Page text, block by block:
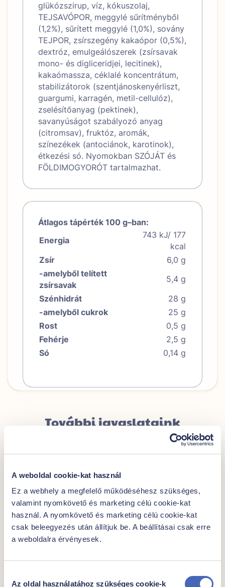
A weboldal cookie-kat használ
Ez a webhely a megfelelő működéséhesz szükséges,
valamint nyomkövető és marketing célú cookie-kat
használ. A nyomkövető és marketing célú cookie-kat
csak beleegyezés után állítjuk be. A beállításai csak erre
a weboldalra érvényesek.
Az oldal használatához szükséges cookie-k
glükózszirup, víz, kókuszolaj,
TEJSAVÓPOR, meggylé sűrítményből
(1,2%), sűrített meggylé (1,0%), sovány
TEJPOR, zsírszegény kakaópor (0,5%),
dextróz, emulgeálószerek (zsírsavak
mono- és digliceridjei, lecitinek),
kakaómassza, céklalé koncentrátum,
stabilizátorok (szentjánoskenyérliszt,
guargumi, karragén, metil-cellulóz),
zselésítőanyag (pektinek),
savanyúságot szabályozó anyag
(citromsav), fruktóz, aromák,
színezékek (antociánok, karotinok),
étkezési só. Nyomokban SZÓJÁT és
FÖLDIMOGYORÓT tartalmazhat.
Átlagos tápérték 100 g–ban:
Energia
743 kJ/ 177
kcal
Zsír
6,0 g
-amelyből telített
zsírsavak
5,4 g
Szénhidrát
28 g
-amelyből cukrok
25 g
Rost
0,5 g
Fehérje
2,5 g
Só
0,14 g
További javaslataink
"Family extra" áfonya